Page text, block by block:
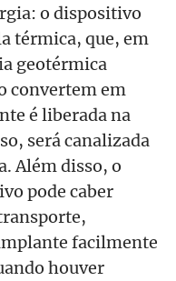
o dispositivo
térmica, que, em
geotérmica
convertem em
é liberada na
será canalizada
Além disso, o
pode caber
facilmente
houver